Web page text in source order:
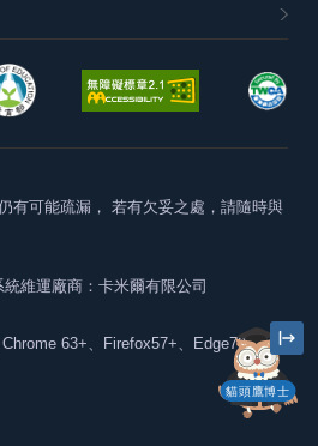
貓頭鷹博士
有可能疏漏， 若有欠妥之處，請隨時與
統維運廠商：卡米爾有限公司
Chrome 63+、Firefox57+、Edge79+及